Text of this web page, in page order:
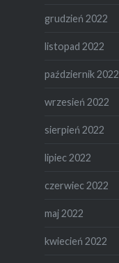
grudzień 2022
listopad 2022
październik 2022
wrzesień 2022
sierpień 2022
lipiec 2022
czerwiec 2022
maj 2022
kwiecień 2022